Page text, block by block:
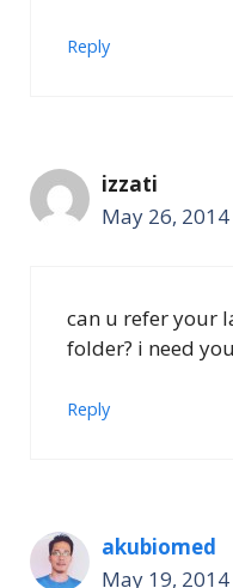
Reply
izzati
May 26,
can u refer your
folder? i need
Reply
akubiomed
May 19,